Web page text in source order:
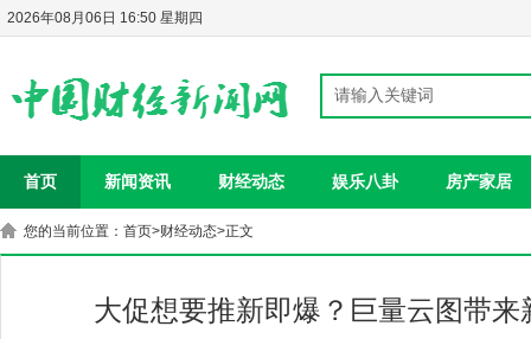
2026年08月06日 16:50 星期四
首页 新闻资讯 财经动态 娱乐八卦 房产家居
您的当前位置： 首页>财经动态>正文
大促想要推新即爆？巨量云图带来